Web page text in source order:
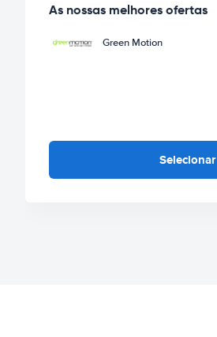
As nossas melhores ofertas
Green Motion
Selecionar